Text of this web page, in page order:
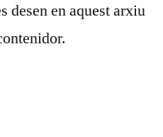
desen en aquest arxiu